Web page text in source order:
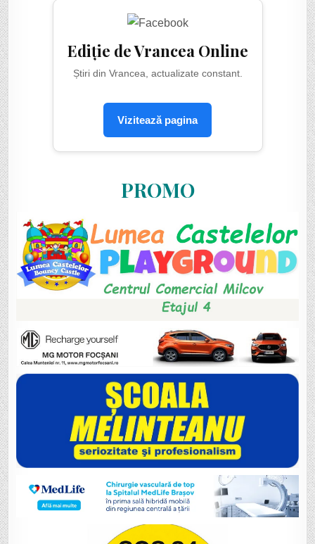
Ediție de Vrancea Online
Știri din Vrancea, actualizate constant.
Vizitează pagina
PROMO